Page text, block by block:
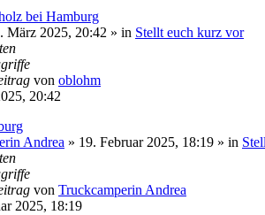
bei Hamburg
März 2025, 20:42 » in Stellt euch kurz vor
von oblohm
20:42
Andrea » 19. Februar 2025, 18:19 » in
von Truckcamperin Andrea
2025, 18:19